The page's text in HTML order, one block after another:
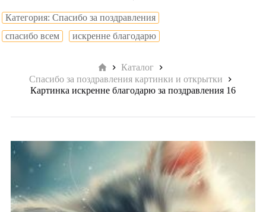
Категория: Спасибо за поздравления
cпасибо всем
искренне благодарю
Главная
Каталог
Спасибо за поздравления картинки и открытки
Картинка искренне благодарю за поздравления 16